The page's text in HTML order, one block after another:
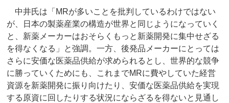
中井氏は「MRが多いことを批判しているわけではない
が、日本の製薬産業の構造が世界と同じようになっていく
と、新薬メーカーはおそらくもっと新薬開発に集中せざる
を得なくなる」と強調。一方、後発品メーカーにとっては
さらに安価な医薬品供給が求められるとし、世界的な競争
に勝っていくためにも、これまでMRに費やしていた経営
資源を新薬開発に振り向けたり、安価な医薬品供給を実現
する原資に回したりする状況にならざるを得ないと見通し